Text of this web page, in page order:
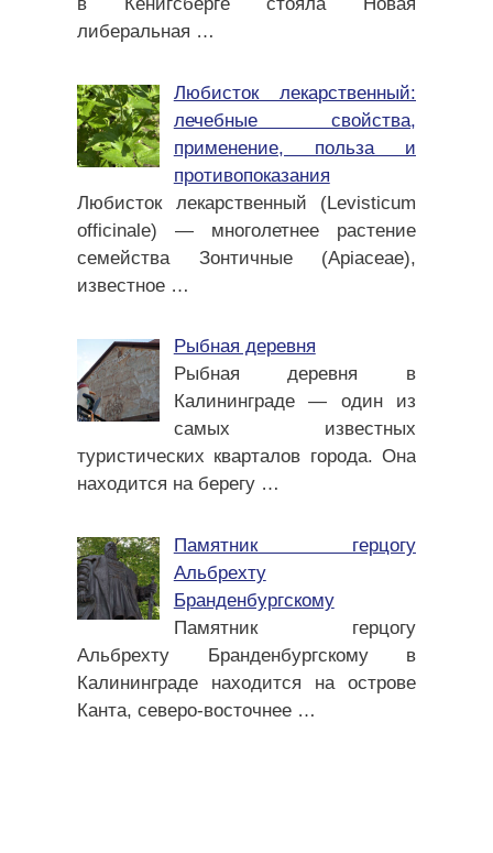
в Кенигсберге стояла Новая
либеральная …
Любисток лекарственный:
лечебные свойства,
применение, польза и
противопоказания
Любисток лекарственный (Levisticum
officinale) — многолетнее растение
семейства Зонтичные (Apiaceae),
известное …
Рыбная деревня
Рыбная деревня в
Калининграде — один из
самых известных
туристических кварталов города. Она
находится на берегу …
Памятник герцогу
Альбрехту
Бранденбургскому
Памятник герцогу
Альбрехту Бранденбургскому в
Калининграде находится на острове
Канта, северо-восточнее …